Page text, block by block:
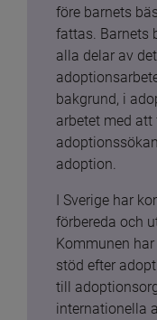
före barnets
fattas. Barnets
alla delar av
bakgrund, i
arbetet med att
adoption.
I Sverige har
förbereda och
Kommunen
stöd efter
till
internationella